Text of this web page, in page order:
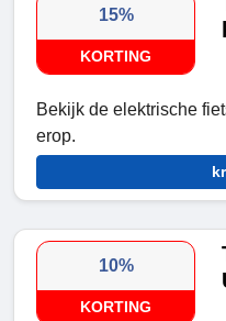
15%
KORTING
Bekijk de elektrische
erop.
10%
KORTING